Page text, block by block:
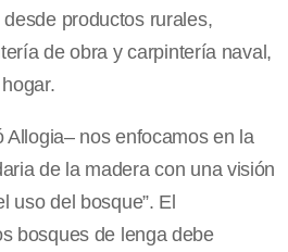
productos rurales,
de obra y carpintería naval,
Allogia– nos enfocamos en la
de la madera con una visión
uso del bosque”. El
bosques de lenga debe